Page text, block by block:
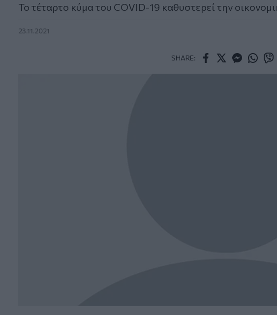
Το τέταρτο κύμα του COVID-19 καθυστερεί την
23.11.2021
SHARE: